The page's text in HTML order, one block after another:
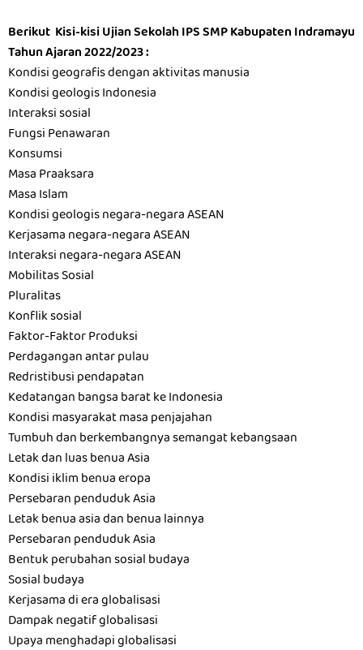
Berikut Kisi-kisi Ujian Sekolah IPS SMP Kabupaten Indramayu
Tahun Ajaran 2022/2023 :
Kondisi geografis dengan aktivitas manusia
Kondisi geologis Indonesia
Interaksi sosial
Fungsi Penawaran
Konsumsi
Masa Praaksara
Masa Islam
Kondisi geologis negara-negara ASEAN
Kerjasama negara-negara ASEAN
Interaksi negara-negara ASEAN
Mobilitas Sosial
Pluralitas
Konflik sosial
Faktor-Faktor Produksi
Perdagangan antar pulau
Redristibusi pendapatan
Kedatangan bangsa barat ke Indonesia
Kondisi masyarakat masa penjajahan
Tumbuh dan berkembangnya semangat kebangsaan
Letak dan luas benua Asia
Kondisi iklim benua eropa
Persebaran penduduk Asia
Letak benua asia dan benua lainnya
Persebaran penduduk Asia
Bentuk perubahan sosial budaya
Sosial budaya
Kerjasama di era globalisasi
Dampak negatif globalisasi
Upaya menghadapi globalisasi